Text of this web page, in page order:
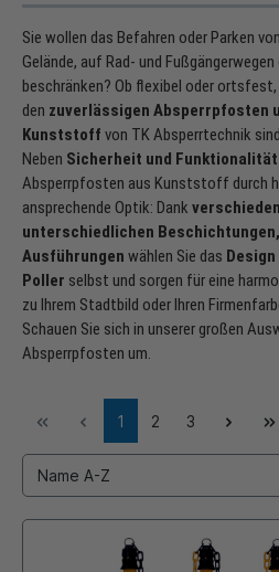
Sie wollen das Befahren oder Parken
Gelände, auf Rad- und
beschränken? Ob flexibel oder
den zuverlässigen Absperrpfosten
Kunststoff von TK Absperrtechnik
Neben Sicherheit und Funktionalität
Absperrpfosten aus Kunststoff durch
ansprechende Optik: Dank
unterschiedlichen Beschichtungen,
Ausführungen wählen Sie das
Poller selbst und sorgen für eine
zu Ihrem Stadtbild oder Ihren
Schauen Sie sich in unserer großen
Absperrpfosten um.
1 2 3